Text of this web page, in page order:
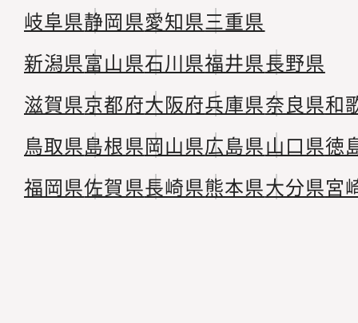
岐阜県静岡県愛知県三重県
新潟県富山県石川県福井県長野県
滋賀県京都府大阪府兵庫県奈良県和
鳥取県島根県岡山県広島県山口県徳
福岡県佐賀県長崎県熊本県大分県宮